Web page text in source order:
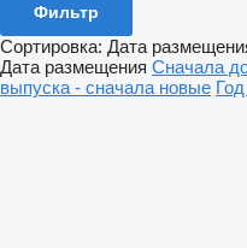
Фильтр
Сортировка: Дата
Дата размещения Сначала
выпуска - сначала новые